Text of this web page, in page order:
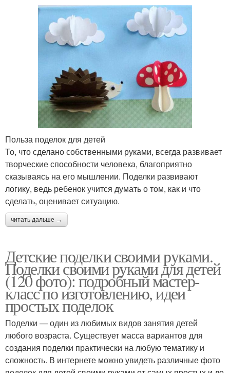
Польза поделок для детей
То, что сделано собственными руками, всегда развивает
творческие способности человека, благоприятно
сказываясь на его мышлении. Поделки развивают
логику, ведь ребенок учится думать о том, как и что
сделать, оценивает ситуацию.
читать дальше →
Детские поделки своими руками.
Поделки своими руками для детей
(120 фото): подробный мастер-
класс по изготовлению, идеи
простых поделок
Поделки — один из любимых видов занятия детей
любого возраста. Существует масса вариантов для
создания поделки практически на любую тематику и
сложность. В интернете можно увидеть различные фото